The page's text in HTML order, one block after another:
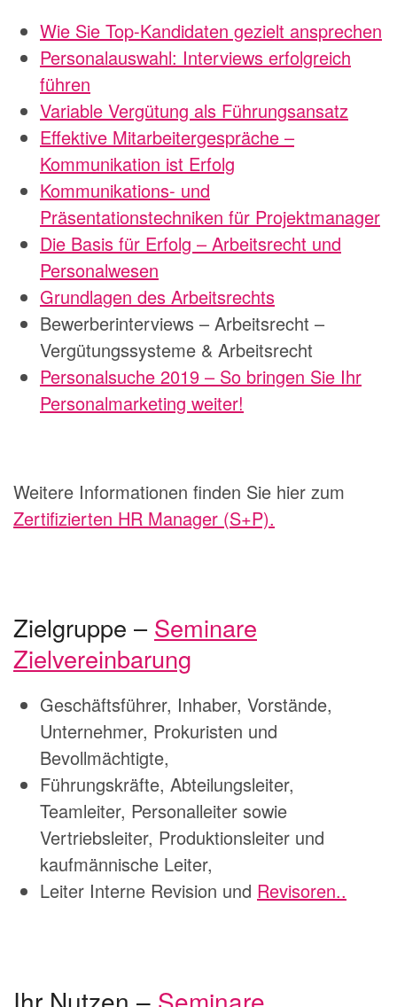
Wie Sie Top-Kandidaten gezielt ansprechen
Personalauswahl: Interviews erfolgreich
führen
Variable Vergütung als Führungsansatz
Effektive Mitarbeitergespräche –
Kommunikation ist Erfolg
Kommunikations- und
Präsentationstechniken für Projektmanager
Die Basis für Erfolg – Arbeitsrecht und
Personalwesen
Grundlagen des Arbeitsrechts
Bewerberinterviews – Arbeitsrecht –
Vergütungssysteme & Arbeitsrecht
Personalsuche 2019 – So bringen Sie Ihr
Personalmarketing weiter!
Weitere Informationen finden Sie hier zum
Zertifizierten HR Manager (S+P).
Zielgruppe – Seminare
Zielvereinbarung
Geschäftsführer, Inhaber, Vorstände,
Unternehmer, Prokuristen und
Bevollmächtigte,
Führungskräfte, Abteilungsleiter,
Teamleiter, Personalleiter sowie
Vertriebsleiter, Produktionsleiter und
kaufmännische Leiter,
Leiter Interne Revision und Revisoren..